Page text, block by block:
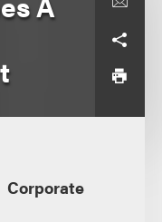
Corporate